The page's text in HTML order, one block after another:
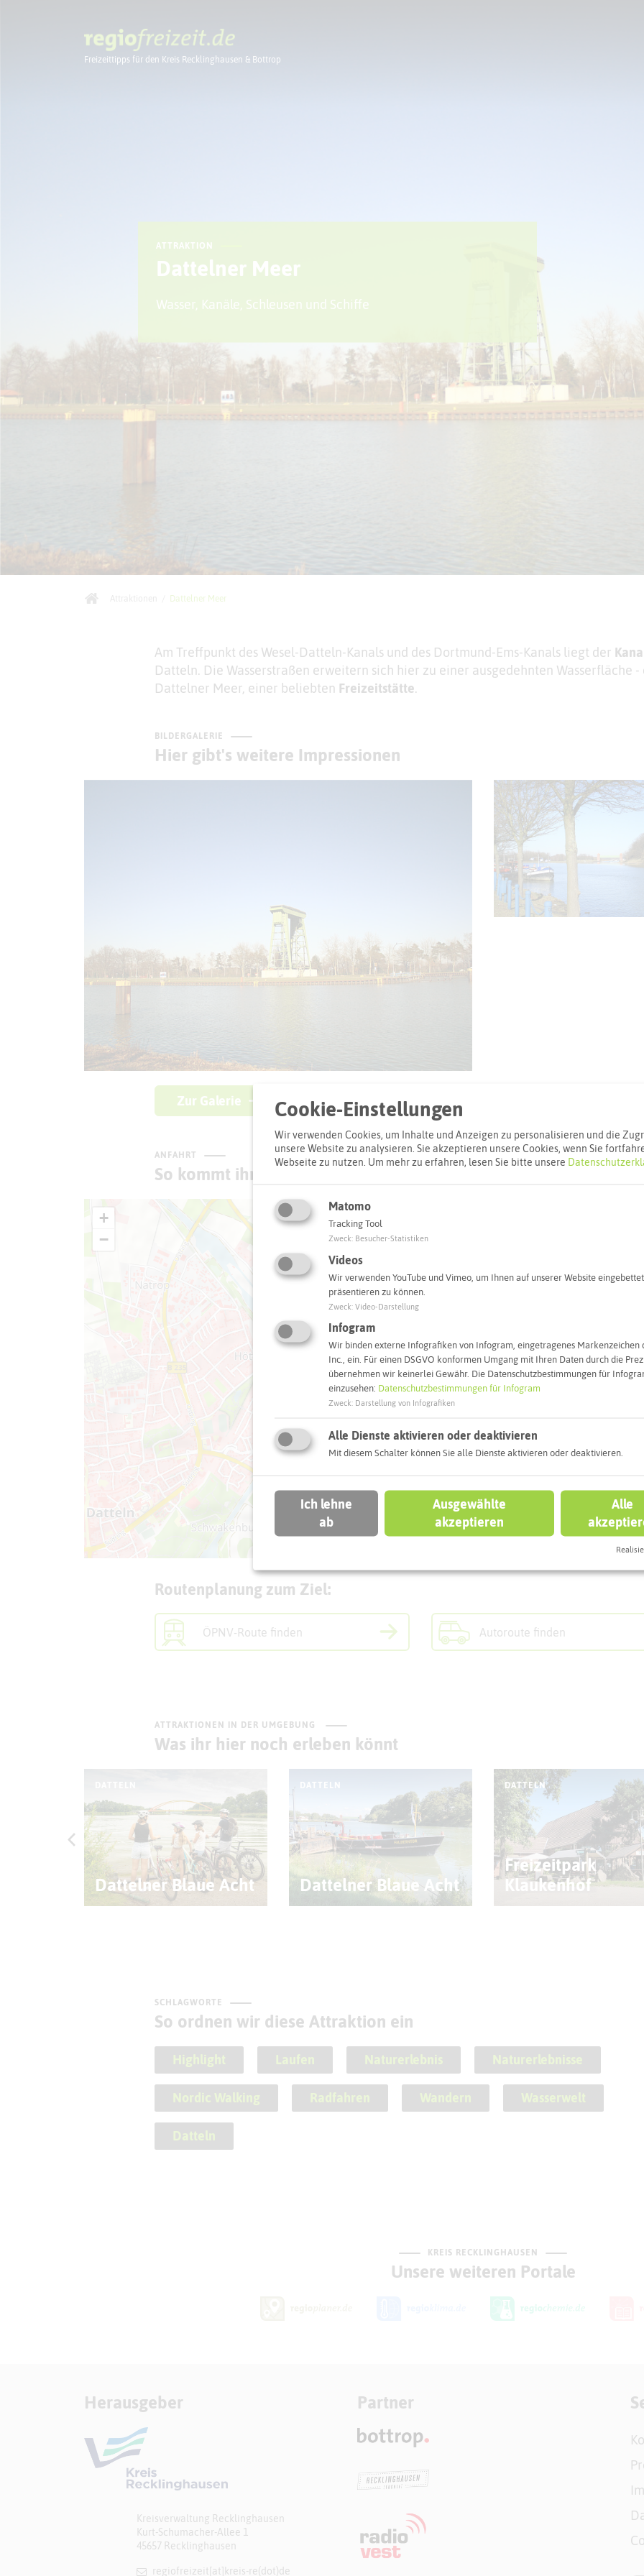
Freizeittipps für den Kreis Recklinghausen & Bottrop
ATTRAKTION
Dattelner Meer
Wasser, Kanäle, Schleusen und Schiffe
Dattelner Meer
Am Treffpunkt des Wesel-Datteln-Kanals und des Dortmund-Ems-Kanals liegt der
Datteln. Die Wasserstraßen erweitern sich hier zu einer ausgedehnten Wasserfläche -
Dattelner Meer, einer beliebten Freizeitstätte.
BILDERGALERIE
Hier gibt's weitere Impressionen
Zur Galerie
ANFAHRT
So kommt ihr zum Ziel
+
−
Routenplanung zum Ziel:
ÖPNV-Route finden Autoroute finden
ATTRAKTIONEN IN DER UMGEBUNG
Was ihr hier noch erleben könnt
Dattelner Blaue Acht
DATTELN
Dattelner Blaue Acht
DATTELN
Freizeitpark
Klaukenhof
SCHLAGWORTE
So ordnen wir diese Attraktion ein
Highlight Laufen Naturerlebnis Naturerlebnisse
Nordic Walking Radfahren Wandern Wasserwelt
Datteln
KREIS RECKLINGHAUSEN
Unsere weiteren Portale
Herausgeber
Kreisverwaltung Recklinghausen
Kurt-Schumacher-Allee 1
45657 Recklinghausen
regiofreizeit[at]​kreis-re(dot)de
Partner
Cookie-Einstellungen
Wir verwenden Cookies, um Inhalte und Anzeigen zu personalisieren und die
unsere Website zu analysieren. Sie akzeptieren unsere Cookies, wenn Sie
Webseite zu nutzen. Um mehr zu erfahren, lesen Sie bitte unsere
Matomo
Tracking Tool
Zweck: Besucher-Statistiken
Videos
Wir verwenden YouTube und Vimeo, um Ihnen auf unserer Website
präsentieren zu können.
Zweck: Video-Darstellung
Infogram
Wir binden externe Infografiken von Infogram, eingetragenes Markenzeichen
Inc., ein. Für einen DSGVO konformen Umgang mit Ihren Daten durch die
übernehmen wir keinerlei Gewähr. Die Datenschutzbestimmungen für
einzusehen: Datenschutzbestimmungen für Infogram
Zweck: Darstellung von Infografiken
Alle Dienste aktivieren oder deaktivieren
Mit diesem Schalter können Sie alle Dienste aktivieren oder deaktivieren.
Ich lehne
ab
Ausgewählte
akzeptieren
Alle